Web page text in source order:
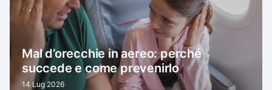
Mal d’orecchie in aereo: perché
succede e come prevenirlo
14 Lug 2026